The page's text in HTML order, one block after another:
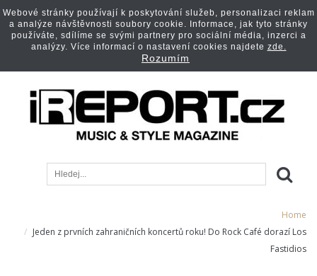
Home
Jeden z prvních zahraničních koncertů roku! Do Rock Café dorazí Los
Fastidios
Webové stránky používají k poskytování služeb, personalizaci reklam
a analýze návštěvnosti soubory cookie. Informace, jak tyto stránky
používáte, sdílíme se svými partnery pro sociální média, inzerci a
analýzy. Více informací o nastavení cookies najdete zde.
Rozumím